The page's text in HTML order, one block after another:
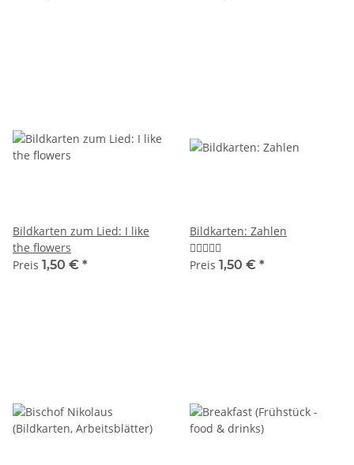
Bildkarten zum Lied: I like
the flowers
Preis 1,50 € *
Bildkarten: Zahlen
Preis 1,50 € *